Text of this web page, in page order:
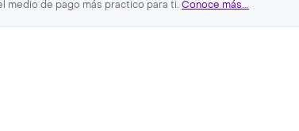
medio de pago más practico para ti. Conoce más...